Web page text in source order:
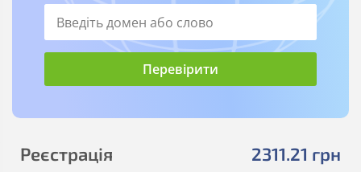
2311.21 грн
Реєстрація